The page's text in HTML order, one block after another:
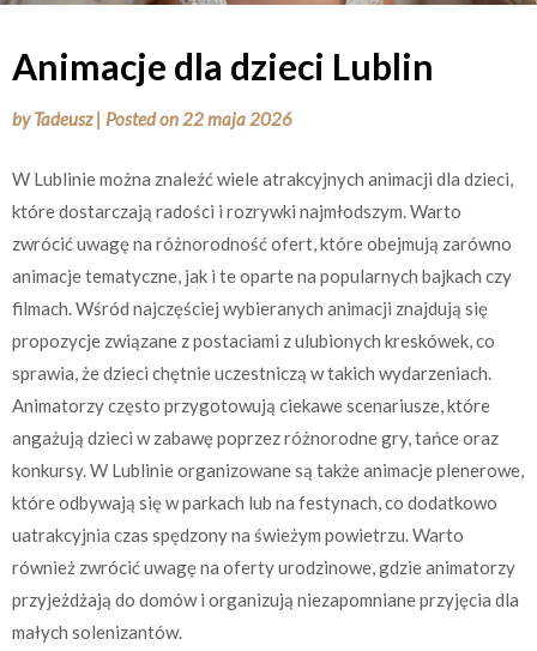
Animacje dla dzieci Lublin
byTadeusz | Posted on22 maja 2026
W Lublinie można znaleźć wiele atrakcyjnych animacji dla dzieci,
które dostarczają radości i rozrywki najmłodszym. Warto
zwrócić uwagę na różnorodność ofert, które obejmują zarówno
animacje tematyczne, jak i te oparte na popularnych bajkach czy
filmach. Wśród najczęściej wybieranych animacji znajdują się
propozycje związane z postaciami z ulubionych kreskówek, co
sprawia, że dzieci chętnie uczestniczą w takich wydarzeniach.
Animatorzy często przygotowują ciekawe scenariusze, które
angażują dzieci w zabawę poprzez różnorodne gry, tańce oraz
konkursy. W Lublinie organizowane są także animacje plenerowe,
które odbywają się w parkach lub na festynach, co dodatkowo
uatrakcyjnia czas spędzony na świeżym powietrzu. Warto
również zwrócić uwagę na oferty urodzinowe, gdzie animatorzy
przyjeżdżają do domów i organizują niezapomniane przyjęcia dla
małych solenizantów.